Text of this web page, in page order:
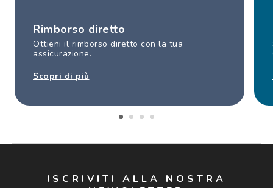
Rimborso diretto
Ottieni il rimborso diretto con la tua
assicurazione.
Scopri di più
ISCRIVITI ALLA NOSTRA